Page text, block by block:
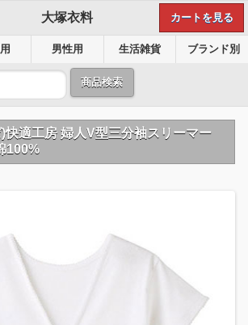
大塚衣料 カートを見る
男性用 生活雑貨 ブランド別
商品検索
快適工房 婦人V型三分袖スリーマー
100%